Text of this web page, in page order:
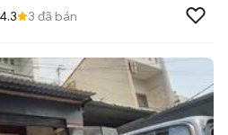
4.3 3 đã bán